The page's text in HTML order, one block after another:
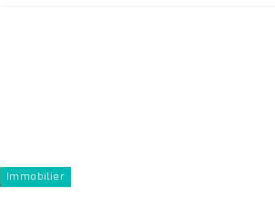
Immobilier